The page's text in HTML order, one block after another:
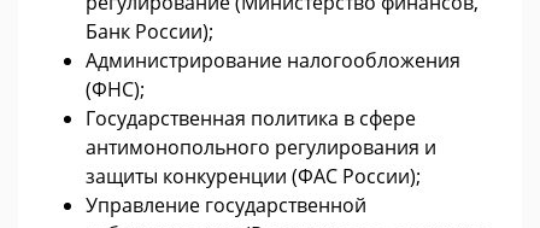
Банк России);
Администрирование налогообложения
(ФНС);
Государственная политика в сфере
антимонопольного регулирования и
защиты конкуренции (ФАС России);
Управление государственной